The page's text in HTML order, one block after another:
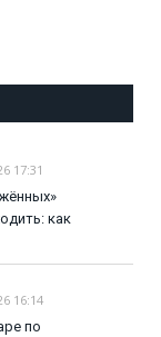
17:31
как
16:14
по